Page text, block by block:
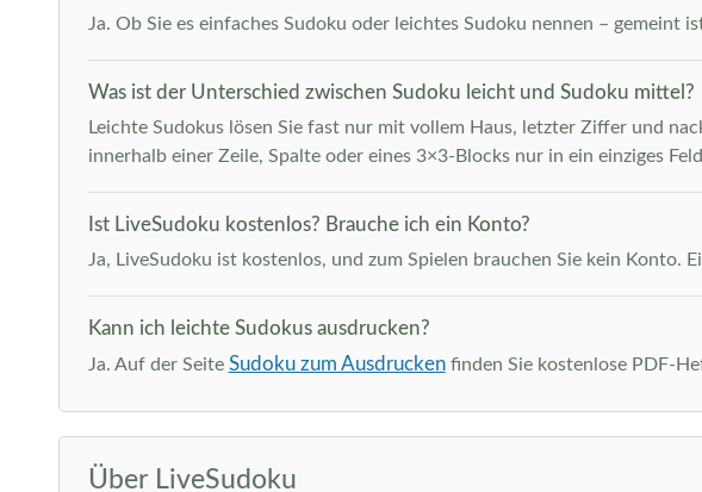
Ja. Ob Sie es einfaches Sudoku oder leichtes Sudoku nennen – gemeint
Was ist der Unterschied zwischen Sudoku leicht und Sudoku mittel?
Leichte Sudokus lösen Sie fast nur mit vollem Haus, letzter Ziffer und
innerhalb einer Zeile, Spalte oder eines 3×3-Blocks nur in ein einziges
Ist LiveSudoku kostenlos? Brauche ich ein Konto?
Ja, LiveSudoku ist kostenlos, und zum Spielen brauchen Sie kein
Kann ich leichte Sudokus ausdrucken?
Ja. Auf der Seite Sudoku zum Ausdruckenfinden Sie kostenlose PDF-
Über LiveSudoku